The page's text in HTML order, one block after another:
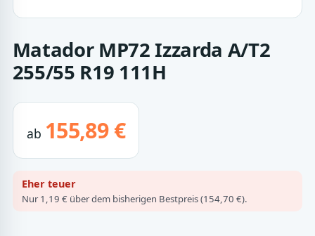
Matador MP72 Izzarda A/T2
255/55 R19 111H
ab 155,89 €
Eher teuer
Nur 1,19 € über dem bisherigen Bestpreis (154,70 €).